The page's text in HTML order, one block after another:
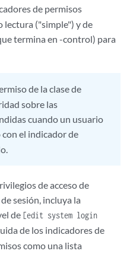
de permisos
lectura ("simple") y de
termina en -control) para
de la clase de
sobre las
cuando un usuario
el indicador de
de acceso de
sesión, incluya la
de [edit system login
de los indicadores de
como una lista